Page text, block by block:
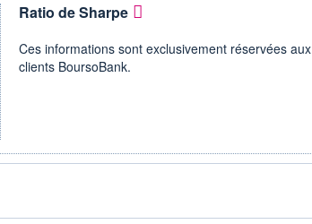
Ratio de Sharpe
Ces informations sont exclusivement réservées aux
clients BoursoBank.